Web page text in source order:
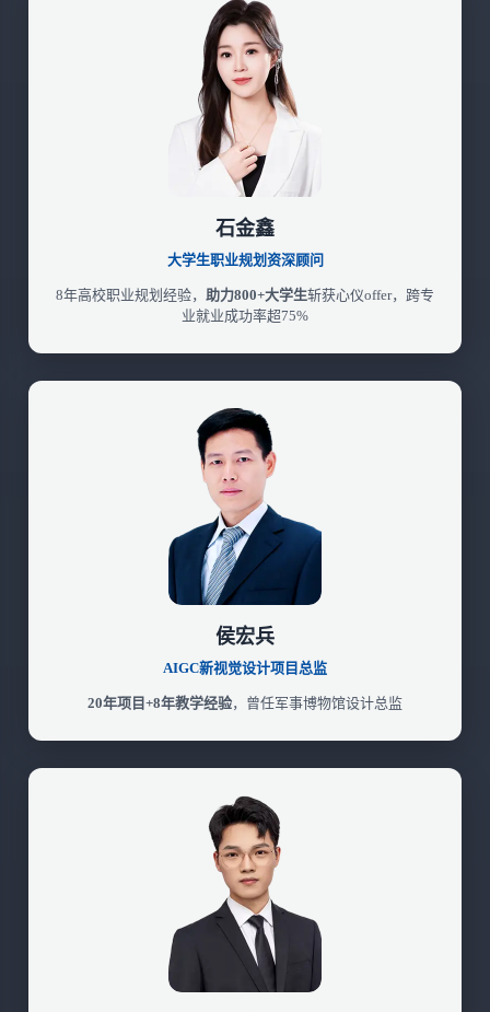
石金鑫
大学生职业规划资深顾问
8年高校职业规划经验， 助力800+大学生斩获心仪offer，跨专
业就业成功率超75%
侯宏兵
AIGC新视觉设计项目总监
20年项目+8年教学经验，曾任军事博物馆设计总监